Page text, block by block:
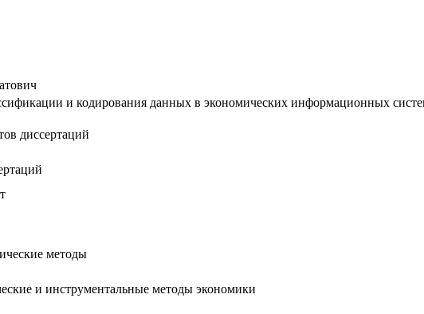
и кодирования данных в экономических информационных
диссертаций
методы
и инструментальные методы экономики